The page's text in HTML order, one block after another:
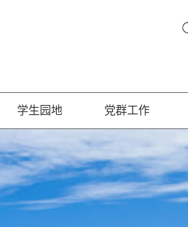
学生园地 党群工作